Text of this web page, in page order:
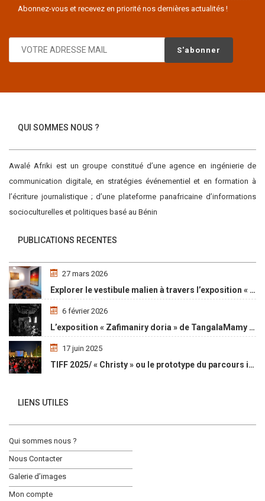
Abonnez-vous et recevez en priorité nos dernières actualités !
QUI SOMMES NOUS ?
Awalé Afriki est un groupe constitué d’une agence en ingénierie de
communication digitale, en stratégies événementiel et en formation à
l’écriture journalistique ; d’une plateforme panafricaine d’informations
socioculturelles et politiques basé au Bénin
PUBLICATIONS RECENTES
27 mars 2026
Explorer le vestibule malien à travers l’exposition « Maaya Bulon »
6 février 2026
L’exposition « Zafimaniry doria » de TangalaMamy honore la mémoire d’un peuple malgache
17 juin 2025
TIFF 2025/ « Christy » ou le prototype du parcours initiatique
LIENS UTILES
Qui sommes nous ?
Nous Contacter
Galerie d’images
Mon compte